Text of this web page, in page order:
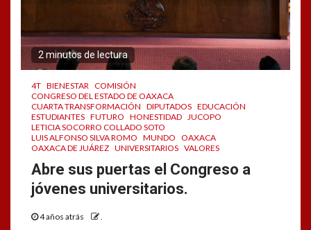
2 minutos de lectura
4T BIENESTAR COMISIÓN
CONGRESO DEL ESTADO DE OAXACA
CUARTA TRANSFORMACIÓN DIPUTADOS EDUCACIÓN
ESTUDIANTES FUTURO HONESTIDAD JUCOPO
LETICIA SOCORRO COLLADO SOTO
LUIS ALFONSO SILVA ROMO MUNDO OAXACA
OAXACA DE JUÁREZ UNIVERSITARIOS VALORES
Abre sus puertas el Congreso a
jóvenes universitarios.
4 años atrás .